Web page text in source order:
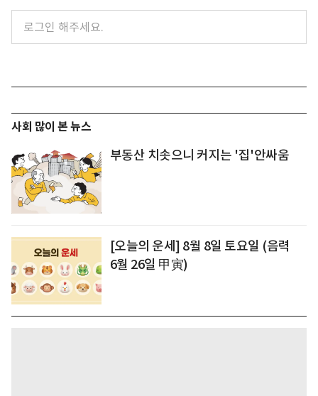
사회 많이 본 뉴스
부동산 치솟으니 커지는 '집'안싸움
[오늘의 운세] 8월 8일 토요일 (음력
6월 26일 甲寅)